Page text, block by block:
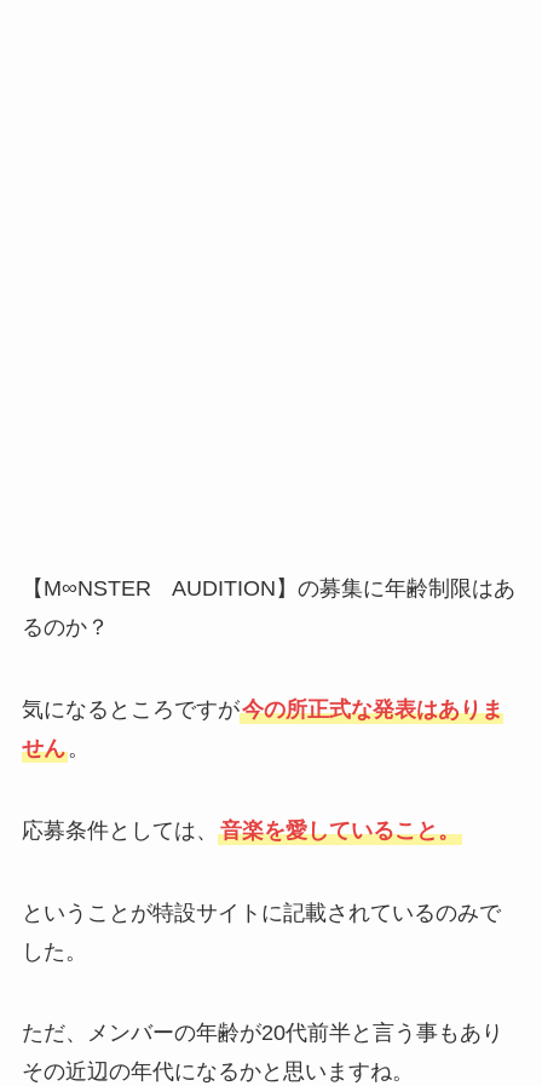
【M∞NSTER AUDITION】の募集に年齢制限はあ
るのか？
気になるところですが今の所正式な発表はありま
せん。
応募条件としては、 音楽を愛していること。
ということが特設サイトに記載されているのみで
した。
ただ、メンバーの年齢が20代前半と言う事もあり
その近辺の年代になるかと思いますね。